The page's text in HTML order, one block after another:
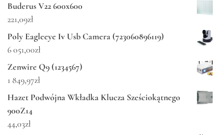
Buderus V22 600x600
221,09zł
Poly Eagleeye Iv Usb Camera (723060896119)
6 051,00zł
Zenwire Q9 (1234567)
1 849,97zł
Hazet Podwójna Wkładka Klucza Sześciokątnego
900Z14
44,03zł